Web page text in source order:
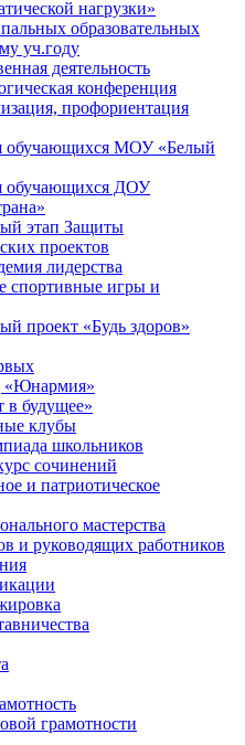
нагрузки»
образовательных
уч.году
деятельность
конференция
профориентация
обучающихся МОУ «Белый
обучающихся ДОУ
этап Защиты
проектов
лидерства
спортивные игры и
проект «Будь здоров»
в будущее»
клубы
школьников
сочинений
и патриотическое
мастерства
и руководящих работников
грамотности